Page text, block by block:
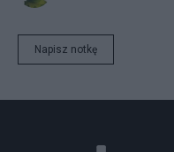
Napisz notkę